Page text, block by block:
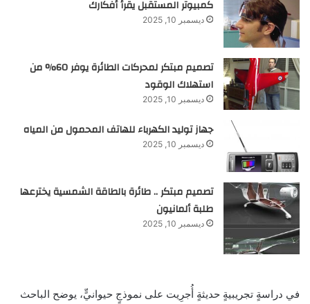
كمبيوتر المستقبل يقرأ أفكارك
ديسمبر 10, 2025
تصميم مبتكر لمحركات الطائرة يوفر 60% من
استهلاك الوقود
ديسمبر 10, 2025
جهاز توليد الكهرباء للهاتف المحمول من المياه
ديسمبر 10, 2025
تصميم مبتكر .. طائرة بالطاقة الشمسية يخترعها
طلبة ألمانيون
ديسمبر 10, 2025
في دراسةٍ تجريبيةٍ حديثةٍ أُجرِيت على نموذجٍ حيوانيٍّ، يوضح الباحث